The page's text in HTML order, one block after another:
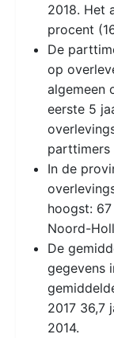
2018. Het
procent
De
op
algemeen
eerste 5
parttimers
In de
hoogst:
Noord-
De
gegevens
2017 36,7
2014.